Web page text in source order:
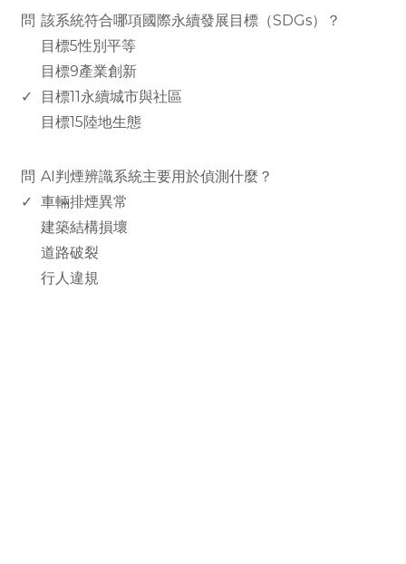
問 該系統符合哪項國際永續發展目標（SDGs）？
目標5性別平等
目標9產業創新
✓
目標11永續城市與社區
目標15陸地生態
問 AI判煙辨識系統主要用於偵測什麼？
✓ 車輛排煙異常
建築結構損壞
道路破裂
行人違規